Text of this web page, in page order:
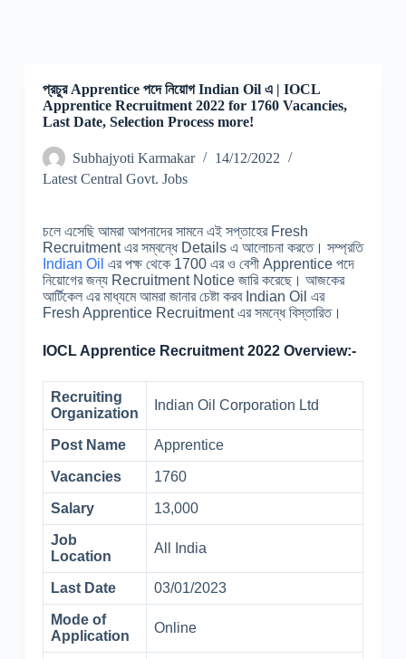
প্রচুর Apprentice পদে নিয়োগ Indian Oil এ | IOCL
Apprentice Recruitment 2022 for 1760 Vacancies,
Last Date, Selection Process more!
Subhajyoti Karmakar
14/12/2022
Latest Central Govt. Jobs
চলে এসেছি আমরা আপনাদের সামনে এই সপ্তাহের Fresh
Recruitment এর সম্বন্ধে Details এ আলোচনা করতে। সম্প্রতি
Indian Oil এর পক্ষ থেকে 1700 এর ও বেশী Apprentice পদে
নিয়োগের জন্য Recruitment Notice জারি করেছে। আজকের
আর্টিকেল এর মাধ্যমে আমরা জানার চেষ্টা করব Indian Oil এর
Fresh Apprentice Recruitment এর সমন্ধে বিস্তারিত।
IOCL Apprentice Recruitment 2022 Overview:-
Recruiting
Organization
Indian Oil Corporation Ltd
Post Name Apprentice
Vacancies 1760
Salary 13,000
Job
Location
All India
Last Date 03/01/2023
Mode of
Application
Online